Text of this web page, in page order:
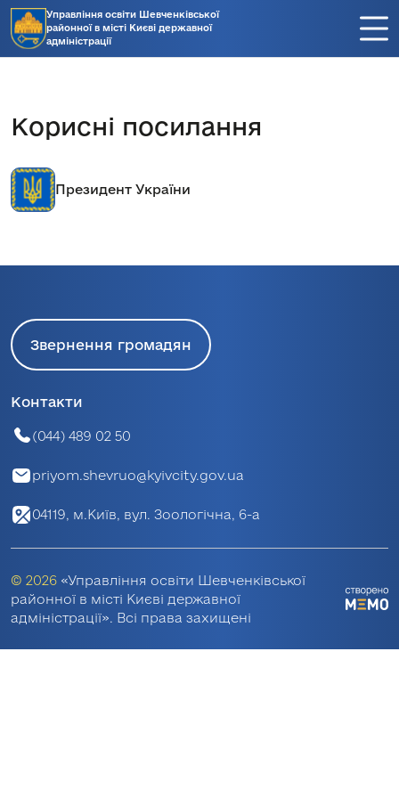
Управління освіти Шевченківської
районної в місті Києві державної
адміністрації
Корисні посилання
Президент України
Звернення громадян
Контакти
(044) 489 02 50
priyom.shevruo@kyivcity.gov.ua
04119, м.Київ, вул. Зоологічна, 6-а
© 2026 «Управління освіти Шевченківської
районної в місті Києві державної
адміністрації». Всі права захищені